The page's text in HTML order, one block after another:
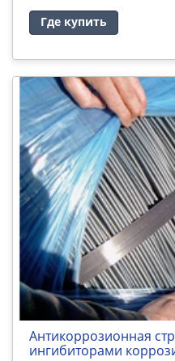
Где купить
Антикоррозионная
ингибиторами